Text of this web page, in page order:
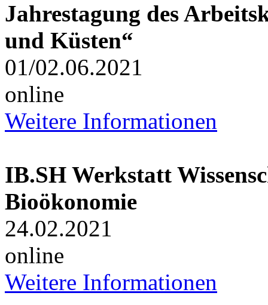
Jahrestagung des
und Küsten“
01/02.06.2021
online
Weitere Informationen
IB.SH Werkstatt
Bioökonomie
24.02.2021
online
Weitere Informationen